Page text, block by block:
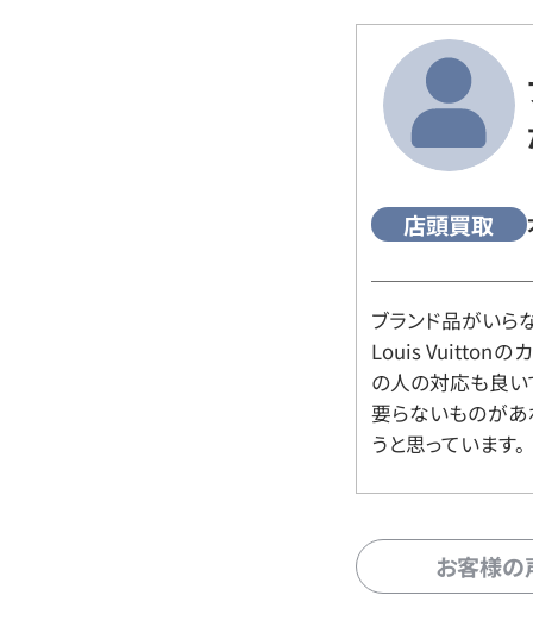
店頭買取
ブランド品がいら
Louis Vuittonの
の人の対応も良い
要らないものがあ
うと思っています。
お客様